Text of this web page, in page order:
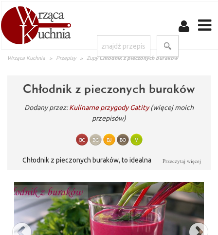
Wrząca Kuchnia Przepisy Zupy Chłodnik z pieczonych buraków
Chłodnik z pieczonych buraków
Dodany przez:Kulinarne przygody Gatity (więcej moich
przepisów)
Chłodnik z pieczonych buraków, to idealna propozycja do
burakach. Generalnie bardzo lubię pieczone warzywa, ponieważ
ta forma ich obróbki wydobywa z nich cały smak i aromat. Buraki
piekę od niedawna i stąd pojawił się pomysł na chłodnik.
Chłodnik najlepiej smakuje na drugi dzień, kiedy wszystkie smaki
się dokładnie się przenikną.
Przeczytaj więcej